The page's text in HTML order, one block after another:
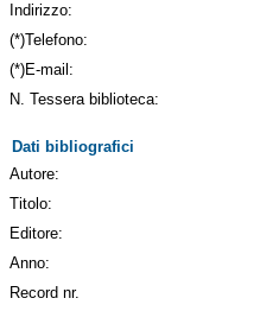
Indirizzo:
(*)Telefono:
(*)E-mail:
N. Tessera biblioteca:
Dati bibliografici
Autore:
Titolo:
Editore:
Anno:
Record nr.